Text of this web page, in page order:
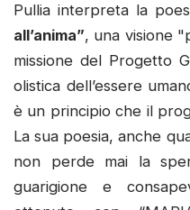
Pullia interpreta la
all’anima”, una visione
missione del Progetto
olistica dell’essere
è un principio che il
La sua poesia, anche
non perde mai la
guarigione e